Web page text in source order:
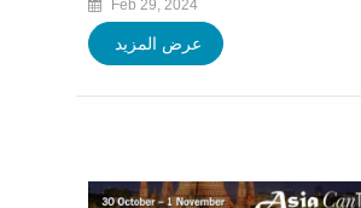
Feb 29, 2024
عرض المزيد